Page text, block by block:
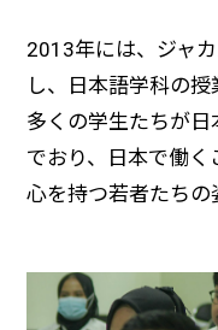
2013年には、ジャ
し、日本語学科の授
多くの学生たちが
でおり、日本で働
心を持つ若者たちの